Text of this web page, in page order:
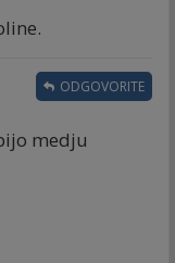
medju
ODGOVORITE